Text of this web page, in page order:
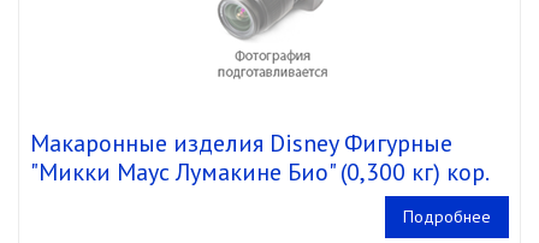
Макаронные изделия Disney Фигурные
"Микки Маус Лумакине Био" (0,300 кг) кор.
Подробнее